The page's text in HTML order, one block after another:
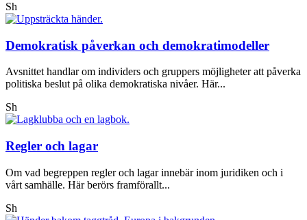
Sh
Demokratisk påverkan och demokratimodeller
Avsnittet handlar om individers och gruppers möjligheter att påverka
politiska beslut på olika demokratiska nivåer. Här...
Sh
Regler och lagar
Om vad begreppen regler och lagar innebär inom juridiken och i
vårt samhälle. Här berörs framförallt...
Sh